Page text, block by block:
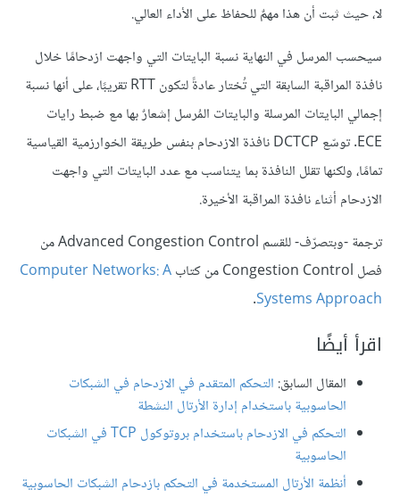
لا، حيث ثبت أن هذا مهمٌ للحفاظ على الأداء العالي.
سيحسب المرسل في النهاية نسبة البايتات التي واجهت ازدحامًا خلال
نافذة المراقبة السابقة التي تُختار عادةً لتكون RTT تقريبًا، على أنها نسبة
إجمالي البايتات المرسلة والبايتات المُرسل إشعارٌ بها مع ضبط رايات
ECE. توسّع DCTCP نافذة الازدحام بنفس طريقة الخوارزمية القياسية
تمامًا، ولكنها تقلل النافذة بما يتناسب مع عدد البايتات التي واجهت
الازدحام أثناء نافذة المراقبة الأخيرة.
ترجمة -وبتصرّف- للقسم Advanced Congestion Control من
فصل Congestion Control من كتاب
Computer Networks: A
Systems Approach
.
اقرأ أيضًا
المقال السابق: التحكم المتقدم في الازدحام في الشبكات
الحاسوبية باستخدام إدارة الأرتال النشطة
التحكم في الازدحام باستخدام بروتوكول TCP في الشبكات
الحاسوبية
أنظمة الأرتال المستخدمة في التحكم بازدحام الشبكات الحاسوبية